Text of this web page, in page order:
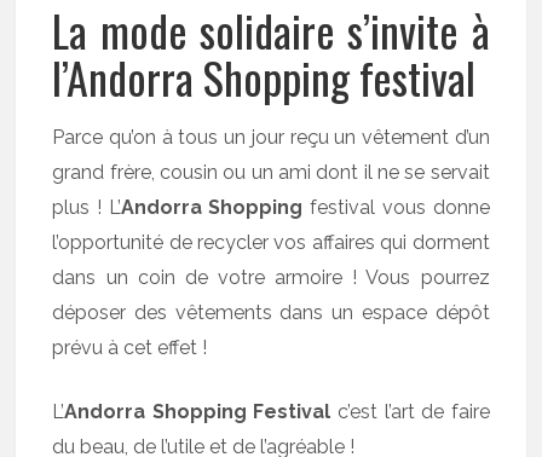
La mode solidaire s’invite à
l’Andorra Shopping festival
Parce qu’on à tous un jour reçu un vêtement d’un
grand frère, cousin ou un ami dont il ne se servait
plus ! L’Andorra Shopping festival vous donne
l’opportunité de recycler vos affaires qui dorment
dans un coin de votre armoire ! Vous pourrez
déposer des vêtements dans un espace dépôt
prévu à cet effet !
L’Andorra Shopping Festival c’est l’art de faire
du beau, de l’utile et de l’agréable !